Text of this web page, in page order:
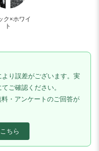
ク×ホワイ
ト
り誤差がございます。実
ご確認ください。
・アンケートのご回答が
ちら